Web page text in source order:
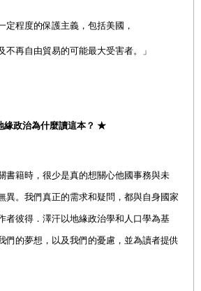
定程度的保護主義，包括美國，
不再自由貿易的可能最大受害者。」
政治為什麼讀這本？ ★
書籍時，很少是真的想關心他國事務與未
異。我們真正的需求和疑問，都與自身國家
者彼得．澤汗以地緣政治學和人口學為基
們的夢想，以及我們的憂慮，並為讀者提供